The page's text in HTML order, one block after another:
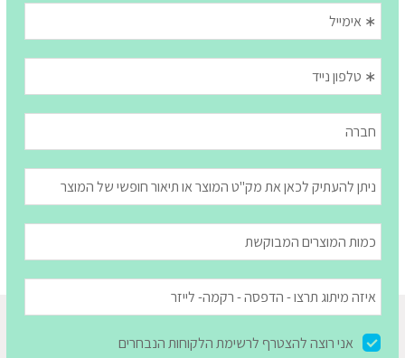
קטגוריות מומלצות לחורף